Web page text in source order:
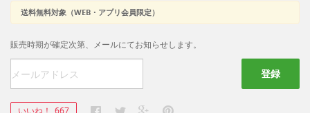
送料無料対象（WEB・アプリ会員限定）
販売時期が確定次第、メールにてお知らせします。
登録
いいね！ 667